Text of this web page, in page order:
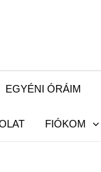
EGYÉNI ÓRÁIM
FIÓKOM